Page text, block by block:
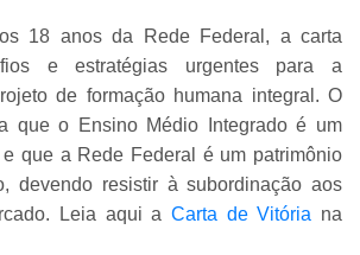
18 anos da Rede Federal, a carta
e estratégias urgentes para a
de formação humana integral. O
que o Ensino Médio Integrado é um
que a Rede Federal é um patrimônio
devendo resistir à subordinação aos
Leia aqui a Carta de Vitória na